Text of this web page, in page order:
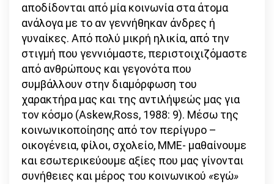
καταπίεσης
αποδίδονται από μία κοινωνία στα άτομα
ανάλογα με το αν γεννήθηκαν άνδρες ή
γυναίκες. Από πολύ μικρή ηλικία, από την
στιγμή που γεννιόμαστε, περιστοιχιζόμαστε
από ανθρώπους και γεγονότα που
συμβάλλουν στην διαμόρφωση του
χαρακτήρα μας και της αντιλήψεώς μας για
τον κόσμο (Askew,Ross, 1988: 9). Μέσω της
κοινωνικοποίησης από τον περίγυρο –
οικογένεια, φίλοι, σχολείο, ΜΜΕ- μαθαίνουμε
και εσωτερικεύουμε αξίες που μας γίνονται
συνήθειες και μέρος του κοινωνικού «εγώ»